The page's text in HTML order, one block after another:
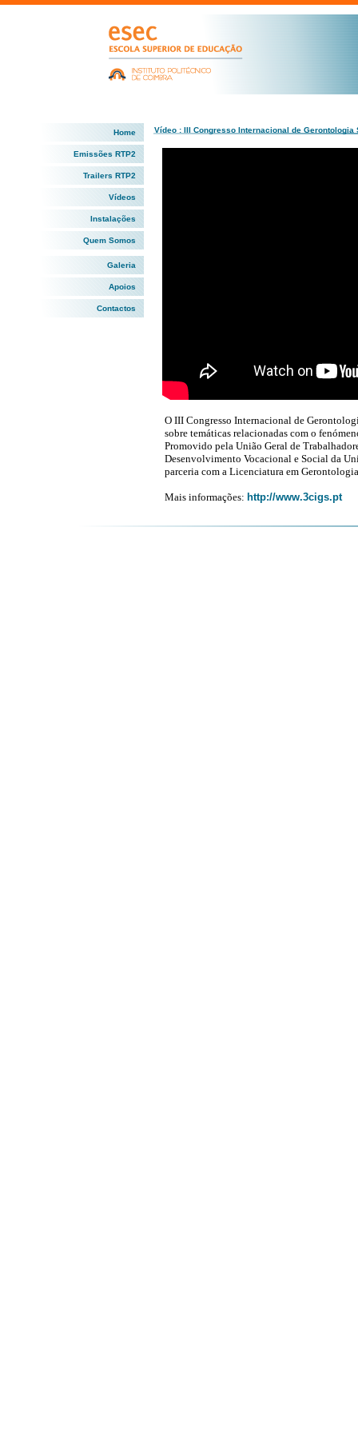
Home
Emissões RTP2
Trailers RTP2
Vídeos
Instalações
Quem Somos
Galeria
Apoios
Contactos
Vídeo : III Congresso Internacional de Gerontologia
O III Congresso Internacional de
sobre temáticas relacionadas com o
Promovido pela União Geral de
Desenvolvimento Vocacional e Social da
parceria com a Licenciatura em
Mais informações: http://www.3cigs.pt